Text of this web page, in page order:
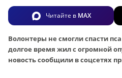
Читайте в MAX
Волонтеры не смогли спасти
долгое время жил с огромной
новость сообщили в соцсетях